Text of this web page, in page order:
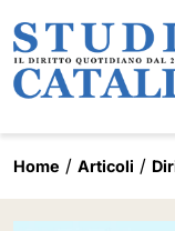
Home Articoli